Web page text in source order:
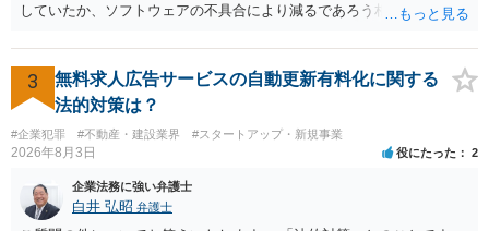
していたか、ソフトウェアの不具合により減るであろう相手方の将来
ます。 すでに王先生からも回答されている通り、最寄りの弁護士に相
談されることをお勧めします。
3
無料求人広告サービスの自動更新有料化に関する
法的対策は？
#企業犯罪 #不動産・建設業界 #スタートアップ・新規事業
2026年8月3日 役にたった 2
企業法務に強い弁護士
白井 弘昭 弁護士